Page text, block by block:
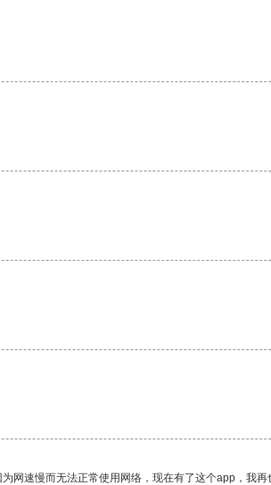
速慢而无法正常使用网络，现在有了这个app，我再